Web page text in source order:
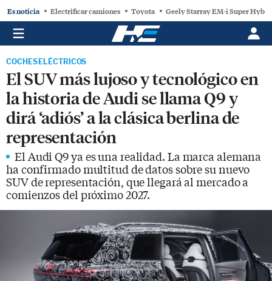
Es noticia Electrificar camiones Toyota Geely Starray EM-i Super
COCHES ELÉCTRICOS
El SUV más lujoso y tecnológico en
la historia de Audi se llama Q9 y
dirá ‘adiós’ a la clásica berlina de
representación
El Audi Q9 ya es una realidad. La marca alemana
ha confirmado multitud de datos sobre su nuevo
SUV de representación, que llegará al mercado a
comienzos del próximo 2027.